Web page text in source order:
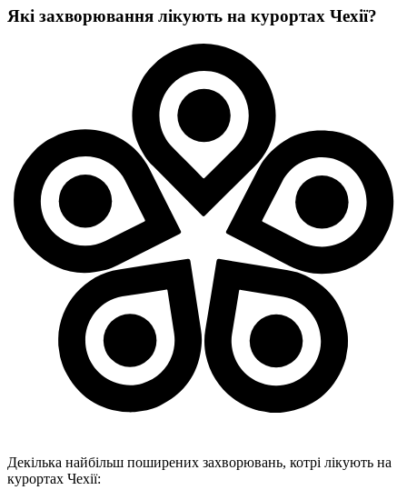
Які захворювання лікують на курортах Чехії?
Декілька найбільш поширених захворювань, котрі лікують на
курортах Чехії: